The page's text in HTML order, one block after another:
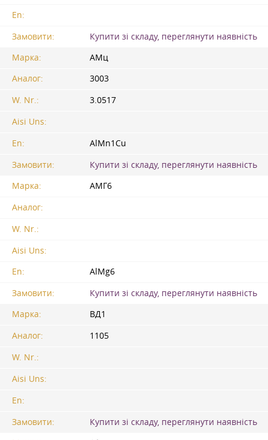
En:
Замовити:
Купити зі складу, переглянути наявність
Марка:
АМц
Аналог:
3003
W. Nr.:
3.0517
Aisi Uns:
En:
AlMn1Cu
Замовити:
Купити зі складу, переглянути наявність
Марка:
АМГ6
Аналог:
W. Nr.:
Aisi Uns:
En:
AlMg6
Замовити:
Купити зі складу, переглянути наявність
Марка:
ВД1
Аналог:
1105
W. Nr.:
Aisi Uns:
En:
Замовити:
Купити зі складу, переглянути наявність